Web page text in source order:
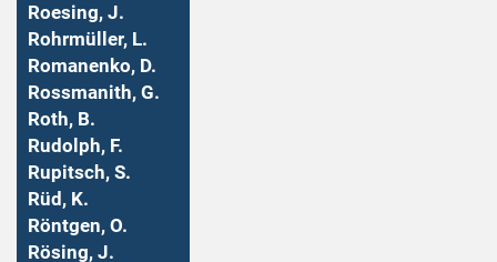
Roesing, J.
Rohrmüller, L.
Romanenko, D.
Rossmanith, G.
Roth, B.
Rudolph, F.
Rupitsch, S.
Rüd, K.
Röntgen, O.
Rösing, J.